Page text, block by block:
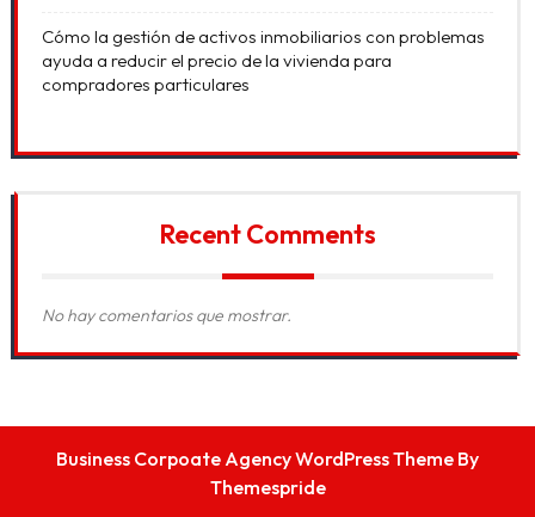
Cómo la gestión de activos inmobiliarios con problemas
ayuda a reducir el precio de la vivienda para
compradores particulares
Recent Comments
No hay comentarios que mostrar.
Business Corpoate Agency WordPress Theme By
Themespride